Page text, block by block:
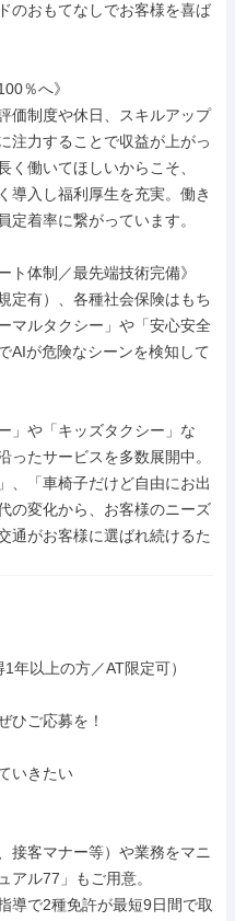
のおもてなしでお客様を喜ば
％へ》
価制度や休日、スキルアップ
注力することで収益が上がっ
く働いてほしいからこそ、
導入し福利厚生を充実。働き
定着率に繋がっています。
ト体制／最先端技術完備》
定有）、各種社会保険はもち
マルタクシー」や「安心安全
AIが危険なシーンを検知して
」や「キッズタクシー」な
ったサービスを多数展開中。
、「車椅子だけど自由にお出
の変化から、お客様のニーズ
通がお客様に選ばれ続けるた
年以上の方／AT限定可）
ひご応募を！
いきたい
接客マナー等）や業務をマニ
アル77」もご用意。
導で2種免許が最短9日間で取